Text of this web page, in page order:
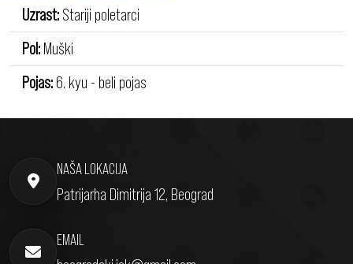
Uzrast: Stariji poletarci
Pol: Muški
Pojas: 6. kyu - beli pojas
NAŠA LOKACIJA
Patrijarha Dimitrija 12, Beograd
EMAIL